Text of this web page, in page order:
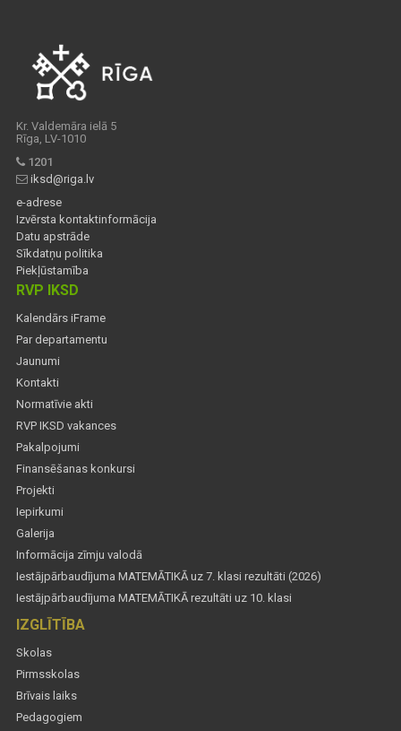
Kr. Valdemāra ielā 5
Rīga, LV-1010
1201
iksd@riga.lv
e-adrese
Izvērsta kontaktinformācija
Datu apstrāde
Sīkdatņu politika
Piekļūstamība
RVP IKSD
Kalendārs iFrame
Par departamentu
Jaunumi
Kontakti
Normatīvie akti
RVP IKSD vakances
Pakalpojumi
Finansēšanas konkursi
Projekti
Iepirkumi
Galerija
Informācija zīmju valodā
Iestājpārbaudījuma MATEMĀTIKĀ uz 7. klasi rezultāti (2026)
Iestājpārbaudījuma MATEMĀTIKĀ rezultāti uz 10. klasi
IZGLĪTĪBA
Skolas
Pirmsskolas
Brīvais laiks
Pedagogiem